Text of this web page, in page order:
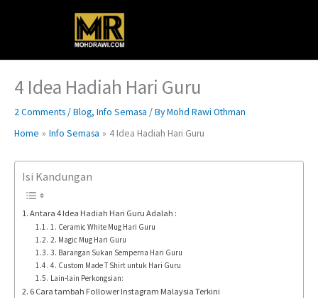
4 Idea Hadiah Hari Guru
2 Comments/Blog, Info Semasa / ByMohd Rawi Othman
Home
Info Semasa 4 Idea Hadiah Hari Guru
Isi Kandungan
Antara 4 Idea Hadiah Hari Guru Adalah :
1. Ceramic White Mug Hari Guru
2. Magic Mug Hari Guru
3. Barangan Sukan Semperna Hari Guru
4. Custom Made T Shirt untuk Hari Guru
Lain-lain Perkongsian:
6 Cara tambah Follower Instagram Malaysia Terkini